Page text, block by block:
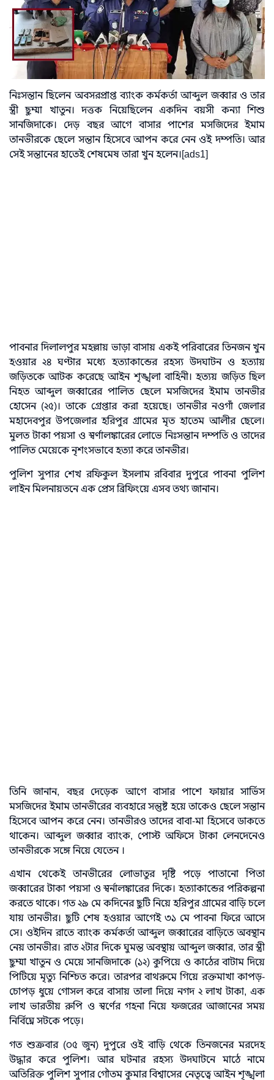
নিঃসন্তান ছিলেন অবসরপ্রাপ্ত ব্যাংক কর্মকর্তা আব্দুল জব্বার ও তার
স্ত্রী ছুম্মা খাতুন। দত্তক নিয়েছিলেন একদিন বয়সী কন্যা শিশু
সানজিদাকে। দেড় বছর আগে বাসার পাশের মসজিদের ইমাম
তানভীরকে ছেলে সন্তান হিসেবে আপন করে নেন ওই দম্পতি। আর
সেই সন্তানের হাতেই শেষমেষ তারা খুন হলেন।[ads1]
পাবনার দিলালপুর মহল্লায় ভাড়া বাসায় একই পরিবারের তিনজন খুন
হওয়ার ২৪ ঘণ্টার মধ্যে হত্যাকান্ডের রহস্য উদঘাটন ও হত্যায়
জড়িতকে আটক করেছে আইন শৃঙ্খলা বাহিনী। হত্যয় জড়িত ছিল
নিহত আব্দুল জব্বারের পালিত ছেলে মসজিদের ইমাম তানভীর
হোসেন (২৫)। তাকে গ্রেপ্তার করা হয়েছে। তানভীর নওগাঁ জেলার
মহাদেবপুর উপজেলার হরিপুর গ্রামের মৃত হাতেম আলীর ছেলে।
মুলত টাকা পয়সা ও স্বর্ণালঙ্কারের লোভে নিঃসন্তান দম্পতি ও তাদের
পালিত মেয়েকে নৃশংসভাবে হত্যা করে তানভীর।
পুলিশ সুপার শেখ রফিকুল ইসলাম রবিবার দুপুরে পাবনা পুলিশ
লাইন মিলনায়তনে এক প্রেস ব্রিফিংয়ে এসব তথ্য জানান।
তিনি জানান, বছর দেড়েক আগে বাসার পাশে ফায়ার সার্ভিস
মসজিদের ইমাম তানভীরের ব্যবহারে সন্তুষ্ট হয়ে তাকেও ছেলে সন্তান
হিসেবে আপন করে নেন। তানভীরও তাদের বাবা-মা হিসেবে ডাকতে
থাকেন। আব্দুল জব্বার ব্যাংক, পোস্ট অফিসে টাকা লেনদেনেও
তানভীরকে সঙ্গে নিয়ে যেতেন ।
এখান থেকেই তানভীরের লোভাতুর দৃষ্টি পড়ে পাতানো পিতা
জব্বারের টাকা পয়সা ও স্বর্নালঙ্কারের দিকে। হত্যাকান্ডের পরিকল্পনা
করতে থাকে। গত ২৯ মে কদিনের ছুটি নিয়ে হরিপুর গ্রামের বাড়ি চলে
যায় তানভীর। ছুটি শেষ হওয়ার আগেই ৩১ মে পাবনা ফিরে আসে
সে। ওইদিন রাতে ব্যাংক কর্মকর্তা আব্দুল জব্বারের বাড়িতে অবস্থান
নেয় তানভীর। রাত ২টার দিকে ঘুমন্ত অবস্থায় আব্দুল জব্বার, তার স্ত্রী
ছুম্মা খাতুন ও মেয়ে সানজিদাকে (১২) কুপিয়ে ও কাঠের বাটাম দিয়ে
পিটিয়ে মৃত্যু নিশ্চিত করে। তারপর বাথরুমে গিয়ে রক্তমাখা কাপড়-
চোপড় ধুয়ে গোসল করে বাসায় তালা দিয়ে নগদ ২ লাখ টাকা, এক
লাখ ভারতীয় রুপি ও স্বর্ণের গহনা নিয়ে ফজরের আজানের সময়
নির্বিঘ্নে সটকে পড়ে।
গত শুক্রবার (০৫ জুন) দুপুরে ওই বাড়ি থেকে তিনজনের মরদেহ
উদ্ধার করে পুলিশ। আর ঘটনার রহস্য উদঘাটনে মাঠে নামে
অতিরিক্ত পুলিশ সুপার গৌতম কুমার বিশ্বাসের নেতৃত্বে আইন শৃঙ্খলা